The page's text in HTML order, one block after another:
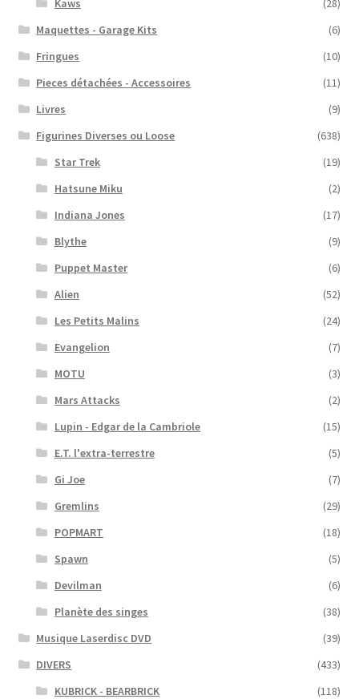
Kaws
(28)
Maquettes - Garage Kits
(6)
Fringues
(10)
Pieces détachées - Accessoires
(11)
Livres
(9)
Figurines Diverses ou Loose
(638)
Star Trek
(19)
Hatsune Miku
(2)
Indiana Jones
(17)
Blythe
(9)
Puppet Master
(6)
Alien
(52)
Les Petits Malins
(24)
Evangelion
(7)
MOTU
(3)
Mars Attacks
(2)
Lupin - Edgar de la Cambriole
(15)
E.T. l'extra-terrestre
(5)
Gi Joe
(7)
Gremlins
(29)
POPMART
(18)
Spawn
(5)
Devilman
(6)
Planète des singes
(38)
Musique Laserdisc DVD
(39)
DIVERS
(433)
KUBRICK - BEARBRICK
(118)